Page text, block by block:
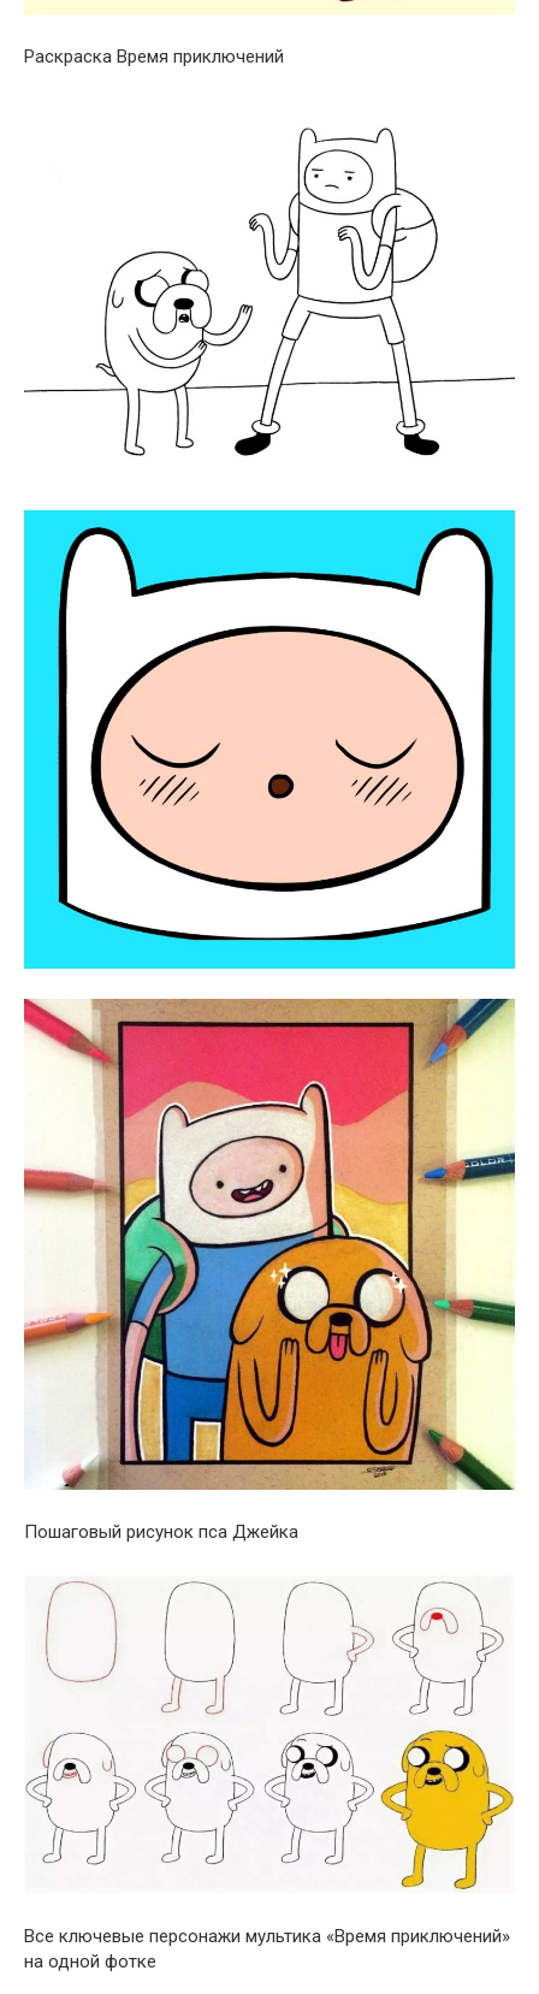
Раскраска Время приключений
Пошаговый рисунок пса Джейка
Все ключевые персонажи мультика «Время приключений»
на одной фотке